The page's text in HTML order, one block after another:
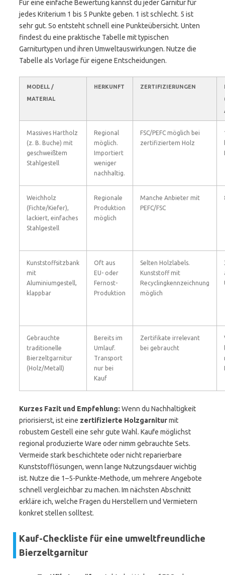
Für eine einfache Bewertung kannst du jeder Garnitur für
jedes Kriterium 1 bis 5 Punkte geben. 1 ist schlecht. 5 ist
sehr gut. So entsteht schnell eine Punkteübersicht. Unten
findest du eine praktische Tabelle mit typischen
Garniturtypen und ihren Umweltauswirkungen. Nutze die
Tabelle als Vorlage für eigene Entscheidungen.
MODELL /
MATERIAL
HERKUNFT ZERTIFIZIERUNGEN
Massives Hartholz
(z. B. Buche) mit
geschweißtem
Stahlgestell
Regional
möglich.
Importiert
weniger
nachhaltig.
FSC/PEFC möglich bei
zertifiziertem Holz
Weichholz
(Fichte/Kiefer),
lackiert, einfaches
Stahlgestell
Regionale
Produktion
möglich
Manche Anbieter mit
PEFC/FSC
Kunststoffsitzbank
mit
Aluminiumgestell,
klappbar
Oft aus
EU- oder
Fernost-
Produktion
Selten Holzlabels.
Kunststoff mit
Recyclingkennzeichnung
möglich
Gebrauchte
traditionelle
Bierzeltgarnitur
(Holz/Metall)
Bereits im
Umlauf.
Transport
nur bei
Kauf
Zertifikate irrelevant
bei gebraucht
Kurzes Fazit und Empfehlung: Wenn du Nachhaltigkeit
priorisierst, ist eine zertifizierte Holzgarniturmit
robustem Gestell eine sehr gute Wahl. Kaufe möglichst
regional produzierte Ware oder nimm gebrauchte Sets.
Vermeide stark beschichtete oder nicht reparierbare
Kunststofflösungen, wenn lange Nutzungsdauer wichtig
ist. Nutze die 1–5-Punkte-Methode, um mehrere Angebote
schnell vergleichbar zu machen. Im nächsten Abschnitt
erkläre ich, welche Fragen du Herstellern und Vermietern
konkret stellen solltest.
Kauf-Checkliste für eine umweltfreundliche
Bierzeltgarnitur